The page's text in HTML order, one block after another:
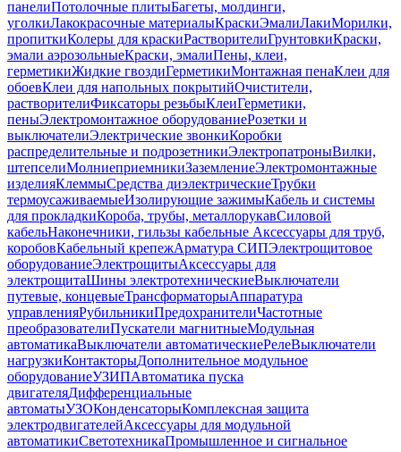
панелиПотолочные плитыБагеты, молдинги,
уголкиЛакокрасочные материалыКраскиЭмалиЛакиМорилки,
пропиткиКолеры для краскиРастворителиГрунтовкиКраски,
эмали аэрозольныеКраски, эмалиПены, клеи,
герметикиЖидкие гвоздиГерметикиМонтажная пенаКлеи для
обоевКлеи для напольных покрытийОчистители,
растворителиФиксаторы резьбыКлеиГерметики,
пеныЭлектромонтажное оборудованиеРозетки и
выключателиЭлектрические звонкиКоробки
распределительные и подрозетникиЭлектропатроныВилки,
штепселиМолниеприемникиЗаземлениеЭлектромонтажные
изделияКлеммыСредства диэлектрическиеТрубки
термоусаживаемыеИзолирующие зажимыКабель и системы
для прокладкиКороба, трубы, металлорукавСиловой
кабельНаконечники, гильзы кабельные Аксессуары для труб,
коробовКабельный крепежАрматура СИПЭлектрощитовое
оборудованиеЭлектрощитыАксессуары для
электрощитаШины электротехническиеВыключатели
путевые, концевыеТрансформаторыАппаратура
управленияРубильникиПредохранителиЧастотные
преобразователиПускатели магнитныеМодульная
автоматикаВыключатели автоматическиеРелеВыключатели
нагрузкиКонтакторыДополнительное модульное
оборудованиеУЗИПАвтоматика пуска
двигателяДифференциальные
автоматыУЗОКонденсаторыКомплексная защита
электродвигателейАксессуары для модульной
автоматикиСветотехникаПромышленное и сигнальное